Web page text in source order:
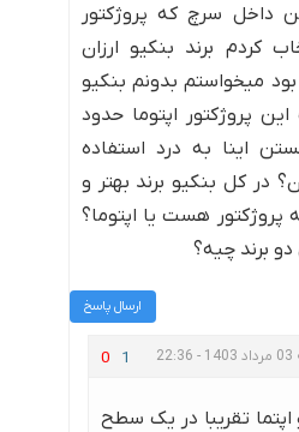
داخل سرچ که پروژکتور
کردم برند بنکیو ارزان
۵۰ تومن بود میخواستم بدونم بنکیو
پروژکتور اپتوما حدود
اینا به درد استفاده
در کل بنکیو برند بهتر و
پروژکتور هست یا اپتوما؟
برند چیه؟
ارسال پاسخ
0 1
اپتما تقریبا در یک سطح